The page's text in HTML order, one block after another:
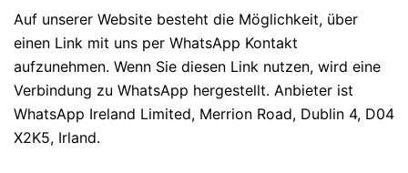
Auf unserer Website besteht die Möglichkeit, über
einen Link mit uns per WhatsApp Kontakt
aufzunehmen. Wenn Sie diesen Link nutzen, wird eine
Verbindung zu WhatsApp hergestellt. Anbieter ist
WhatsApp Ireland Limited, Merrion Road, Dublin 4, D04
X2K5, Irland.